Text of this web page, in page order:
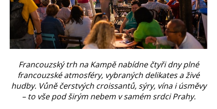
Francouzský trh na Kampě nabídne čtyři dny plné
francouzské atmosféry, vybraných delikates a živé
hudby. Vůně čerstvých croissantů, sýry, vína i úsměvy
– to vše pod širým nebem v samém srdci Prahy.